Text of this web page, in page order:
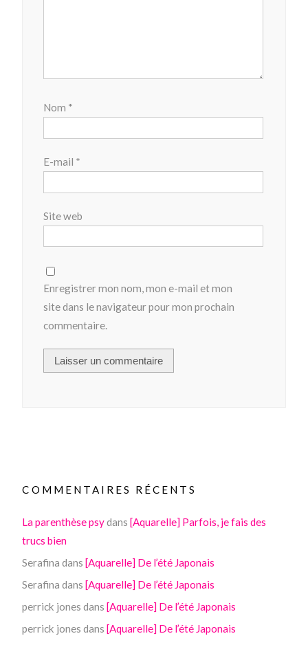
Nom *
E-mail *
Site web
Enregistrer mon nom, mon e-mail et mon
site dans le navigateur pour mon prochain
commentaire.
COMMENTAIRES RÉCENTS
La parenthèse psydans [Aquarelle] Parfois, je fais des
trucs bien
Serafina dans [Aquarelle] De l’été Japonais
Serafina dans [Aquarelle] De l’été Japonais
perrick jones dans [Aquarelle] De l’été Japonais
perrick jones dans [Aquarelle] De l’été Japonais